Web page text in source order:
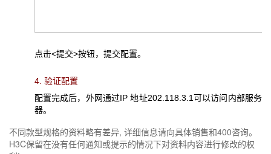
点击<提交>按钮，提交配置。
4. 验证配置
配置完成后，外网通过IP 地址202.118.3.1可以访问内部服务
器。
不同款型规格的资料略有差异, 详细信息请向具体销售和400咨询。
H3C保留在没有任何通知或提示的情况下对资料内容进行修改的权